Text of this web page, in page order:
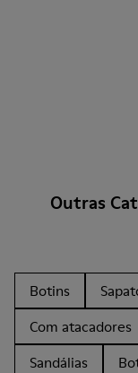
Outras
Botins
Com atacadores
Sandálias